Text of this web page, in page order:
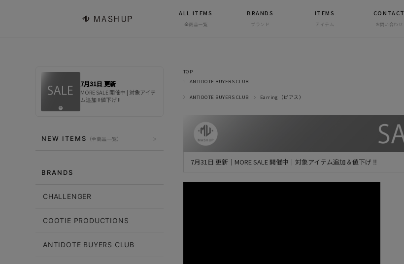
ALL ITEMS
全商品一覧
BRANDS
ブランド
ITEMS
アイテム
CONTACT
お問い合わせ
TOP
ANTIDOTE BUYERS CLUB
ANTIDOTE BUYERS CLUB Earring（ピアス）
7月31日 更新｜MORE SALE 開催中｜対象アイテム追加＆値下げ ‼
7月31日 更新
MORE SALE 開催中 | 対象アイテ
ム追加 !!値下げ !!
NEW ITEMS （全商品一覧）
BRANDS
CHALLENGER
COOTIE PRODUCTIONS
ANTIDOTE BUYERS CLUB